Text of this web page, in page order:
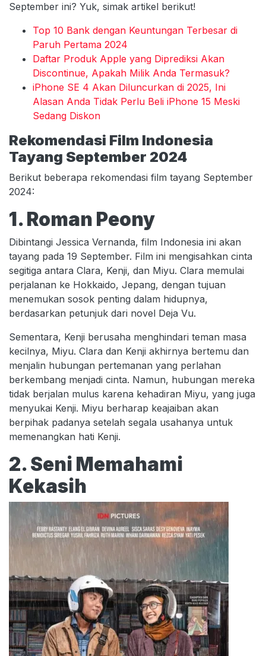
September ini? Yuk, simak artikel berikut!
Top 10 Bank dengan Keuntungan Terbesar di
Paruh Pertama 2024
Daftar Produk Apple yang Diprediksi Akan
Discontinue, Apakah Milik Anda Termasuk?
iPhone SE 4 Akan Diluncurkan di 2025, Ini
Alasan Anda Tidak Perlu Beli iPhone 15 Meski
Sedang Diskon
Rekomendasi Film Indonesia
Tayang September 2024
Berikut beberapa rekomendasi film tayang September
2024:
1. Roman Peony
Dibintangi Jessica Vernanda, film Indonesia ini akan
tayang pada 19 September. Film ini mengisahkan cinta
segitiga antara Clara, Kenji, dan Miyu. Clara memulai
perjalanan ke Hokkaido, Jepang, dengan tujuan
menemukan sosok penting dalam hidupnya,
berdasarkan petunjuk dari novel Deja Vu.
Sementara, Kenji berusaha menghindari teman masa
kecilnya, Miyu. Clara dan Kenji akhirnya bertemu dan
menjalin hubungan pertemanan yang perlahan
berkembang menjadi cinta. Namun, hubungan mereka
tidak berjalan mulus karena kehadiran Miyu, yang juga
menyukai Kenji. Miyu berharap keajaiban akan
berpihak padanya setelah segala usahanya untuk
memenangkan hati Kenji.
2. Seni Memahami
Kekasih